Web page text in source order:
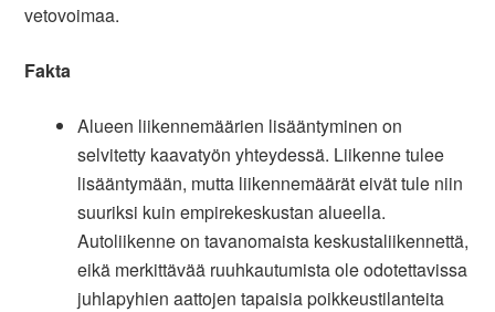
vetovoimaa.
Fakta
Alueen liikennemäärien lisääntyminen on
selvitetty kaavatyön yhteydessä. Liikenne tulee
lisääntymään, mutta liikennemäärät eivät tule niin
suuriksi kuin empirekeskustan alueella.
Autoliikenne on tavanomaista keskustaliikennettä,
eikä merkittävää ruuhkautumista ole odotettavissa
juhlapyhien aattojen tapaisia poikkeustilanteita